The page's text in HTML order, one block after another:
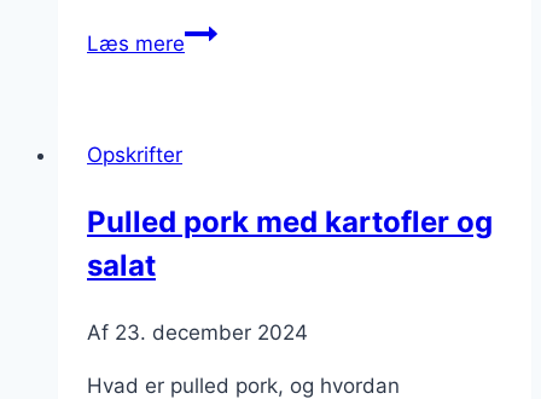
Læs merePulled
sauce
Opskrifter
Pulled pork med kartofler og
salat
Af 23. december 2024
Hvad er pulled pork, og hvordan